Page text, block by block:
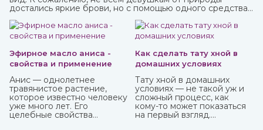
достались яркие брови, но с помощью одного средства
которую можно приобрести в интернет-магазине
ИндоКитай.
Эфирное масло аниса -
свойства и применение
Анис — однолетнее
травянистое растение,
которое известно человеку
уже много лет. Его
целебные свойства
Как сделать тату хной в
домашних условиях
Тату хной в домашних
условиях — не такой уж и
сложный процесс, как
кому-то может показаться
на первый взгляд.